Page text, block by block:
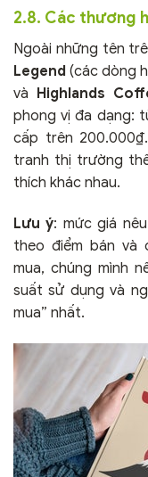
2.8. Các thương
Ngoài những tên
Legend (các dòng
và Highlands
phong vị đa dạng:
cấp trên
tranh thị trường
thích khác nhau.
Lưu ý: mức giá
theo điểm bán và
mua, chúng mình
suất sử dụng và
mua” nhất.